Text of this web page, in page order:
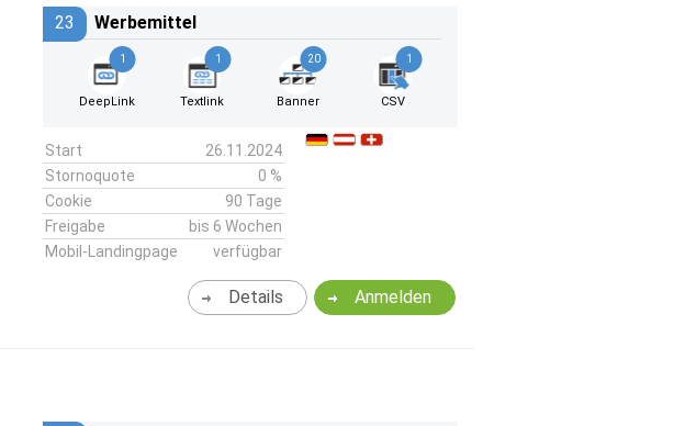
23 Werbemittel
1
DeepLink
1
Textlink
20
Banner
1
CSV
Start
26.11.2024
Stornoquote
0 %
Cookie
90 Tage
Freigabe
bis 6 Wochen
Mobil-Landingpage
verfügbar
Anmelden
Details